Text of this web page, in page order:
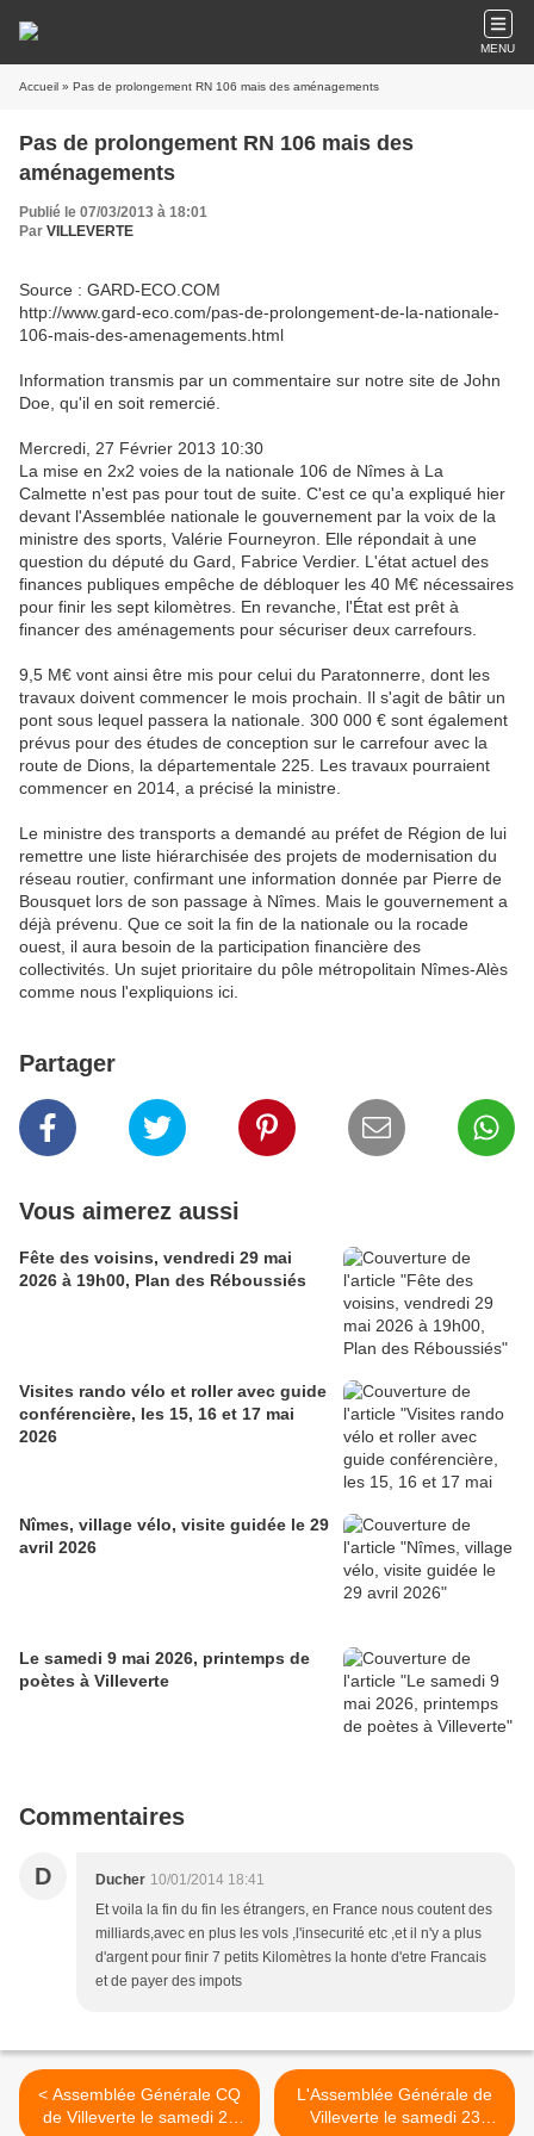
MENU
Accueil » Pas de prolongement RN 106 mais des aménagements
Pas de prolongement RN 106 mais des
aménagements
Publié le 07/03/2013 à 18:01
Par VILLEVERTE
Source : GARD-ECO.COM
http://www.gard-eco.com/pas-de-prolongement-de-la-nationale-
106-mais-des-amenagements.html
Information transmis par un commentaire sur notre site de John
Doe, qu'il en soit remercié.
Mercredi, 27 Février 2013 10:30
La mise en 2x2 voies de la nationale 106 de Nîmes à La
Calmette n'est pas pour tout de suite. C'est ce qu'a expliqué hier
devant l'Assemblée nationale le gouvernement par la voix de la
ministre des sports, Valérie Fourneyron. Elle répondait à une
question du député du Gard, Fabrice Verdier. L'état actuel des
finances publiques empêche de débloquer les 40 M€ nécessaires
pour finir les sept kilomètres. En revanche, l'État est prêt à
financer des aménagements pour sécuriser deux carrefours.
9,5 M€ vont ainsi être mis pour celui du Paratonnerre, dont les
travaux doivent commencer le mois prochain. Il s'agit de bâtir un
pont sous lequel passera la nationale. 300 000 € sont également
prévus pour des études de conception sur le carrefour avec la
route de Dions, la départementale 225. Les travaux pourraient
commencer en 2014, a précisé la ministre.
Le ministre des transports a demandé au préfet de Région de lui
remettre une liste hiérarchisée des projets de modernisation du
réseau routier, confirmant une information donnée par Pierre de
Bousquet lors de son passage à Nîmes. Mais le gouvernement a
déjà prévenu. Que ce soit la fin de la nationale ou la rocade
ouest, il aura besoin de la participation financière des
collectivités. Un sujet prioritaire du pôle métropolitain Nîmes-Alès
comme nous l'expliquions ici.
Partager
Vous aimerez aussi
Fête des voisins, vendredi 29 mai
2026 à 19h00, Plan des Réboussiés
Visites rando vélo et roller avec guide
conférencière, les 15, 16 et 17 mai
2026
Nîmes, village vélo, visite guidée le 29
avril 2026
Le samedi 9 mai 2026, printemps de
poètes à Villeverte
Commentaires
D Ducher 10/01/2014 18:41
Et voila la fin du fin les étrangers, en France nous coutent des
milliards,avec en plus les vols ,l'insecurité etc ,et il n'y a plus
d'argent pour finir 7 petits Kilomètres la honte d'etre Francais
et de payer des impots
< Assemblée Générale CQ
de Villeverte le samedi 23
L'Assemblée Générale de
Villeverte le samedi 23